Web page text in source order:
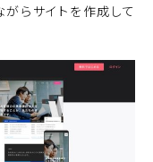
らサイトを作成して